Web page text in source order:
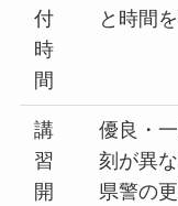
付
時
間
と時間
講
習
開
優良・
刻が異
県警の